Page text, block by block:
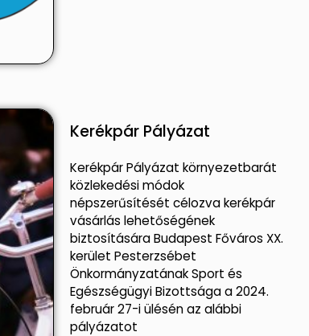
Kerékpár Pályázat
Kerékpár Pályázat környezetbarát
közlekedési módok
népszerűsítését célozva kerékpár
vásárlás lehetőségének
biztosítására Budapest Főváros XX.
kerület Pesterzsébet
Önkormányzatának Sport és
Egészségügyi Bizottsága a 2024.
február 27-i ülésén az alábbi
pályázatot